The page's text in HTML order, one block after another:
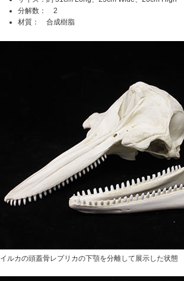
分解数： 2
材質： 合成樹脂
イルカの頭蓋骨レプリカの下顎を分離して展示した状態